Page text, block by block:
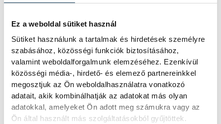
Ez a weboldal sütiket használ
Sütiket használunk a tartalmak és hirdetések személyre
szabásához, közösségi funkciók biztosításához,
valamint weboldalforgalmunk elemzéséhez. Ezenkívül
közösségi média-, hirdető- és elemező partnereinkkel
megosztjuk az Ön weboldalhasználatra vonatkozó
adatait, akik kombinálhatják az adatokat más olyan
adatokkal, amelyeket Ön adott meg számukra vagy az
Ön által használt más szolgáltatásokból gyűjtöttek.
viszonylag könnyedén előzte meg a
remekül versenyző Leclerc.
Az utolsó tíz körben Norrisnak még
sikerült elmennie Russell mellett, s ezzel
feljönnie a negyedik helyre, de arra már